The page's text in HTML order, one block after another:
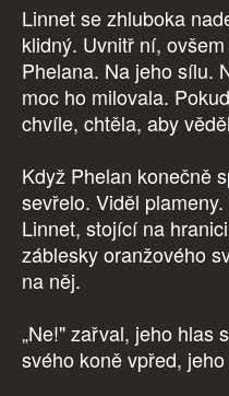
Linnet se zhluboka
klidný. Uvnitř ní,
Phelana. Na jeho sílu.
moc ho milovala.
chvíle, chtěla, aby
Když Phelan konečně
sevřelo. Viděl
Linnet, stojící na
záblesky oranžového
na něj.
„Ne!" zařval, jeho hlas
svého koně vpřed,